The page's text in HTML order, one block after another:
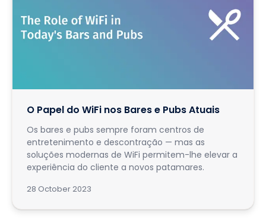
O Papel do WiFi nos Bares e Pubs Atuais
Os bares e pubs sempre foram centros de
entretenimento e descontração — mas as
soluções modernas de WiFi permitem-lhe elevar a
experiência do cliente a novos patamares.
28 October 2023